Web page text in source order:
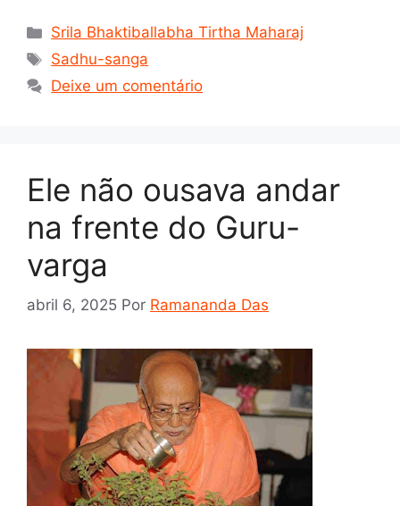
Categorias
Srila Bhaktiballabha Tirtha Maharaj
Tags
Sadhu-sanga
Deixe um comentário
Ele não ousava andar
na frente do Guru-
varga
abril 6, 2025 Por Ramananda Das